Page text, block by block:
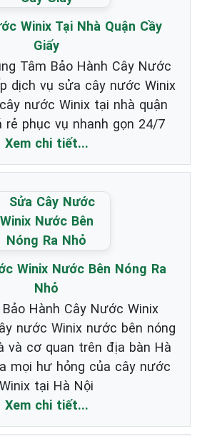
Winix Tại Nhà Quận Cầy
Giấy
Tâm Bảo Hành Cây Nước
dịch vụ sửa cây nước Winix
nước Winix tại nhà quận
rẻ phục vụ nhanh gọn 24/7
Xem chi tiết...
Winix Nước Bên Nóng Ra
Nhỏ
Hành Cây Nước Winix
nước Winix nước bên nóng
và cơ quan trên địa bàn Hà
mọi hư hỏng của cây nước
Winix tại Hà Nội
Xem chi tiết...